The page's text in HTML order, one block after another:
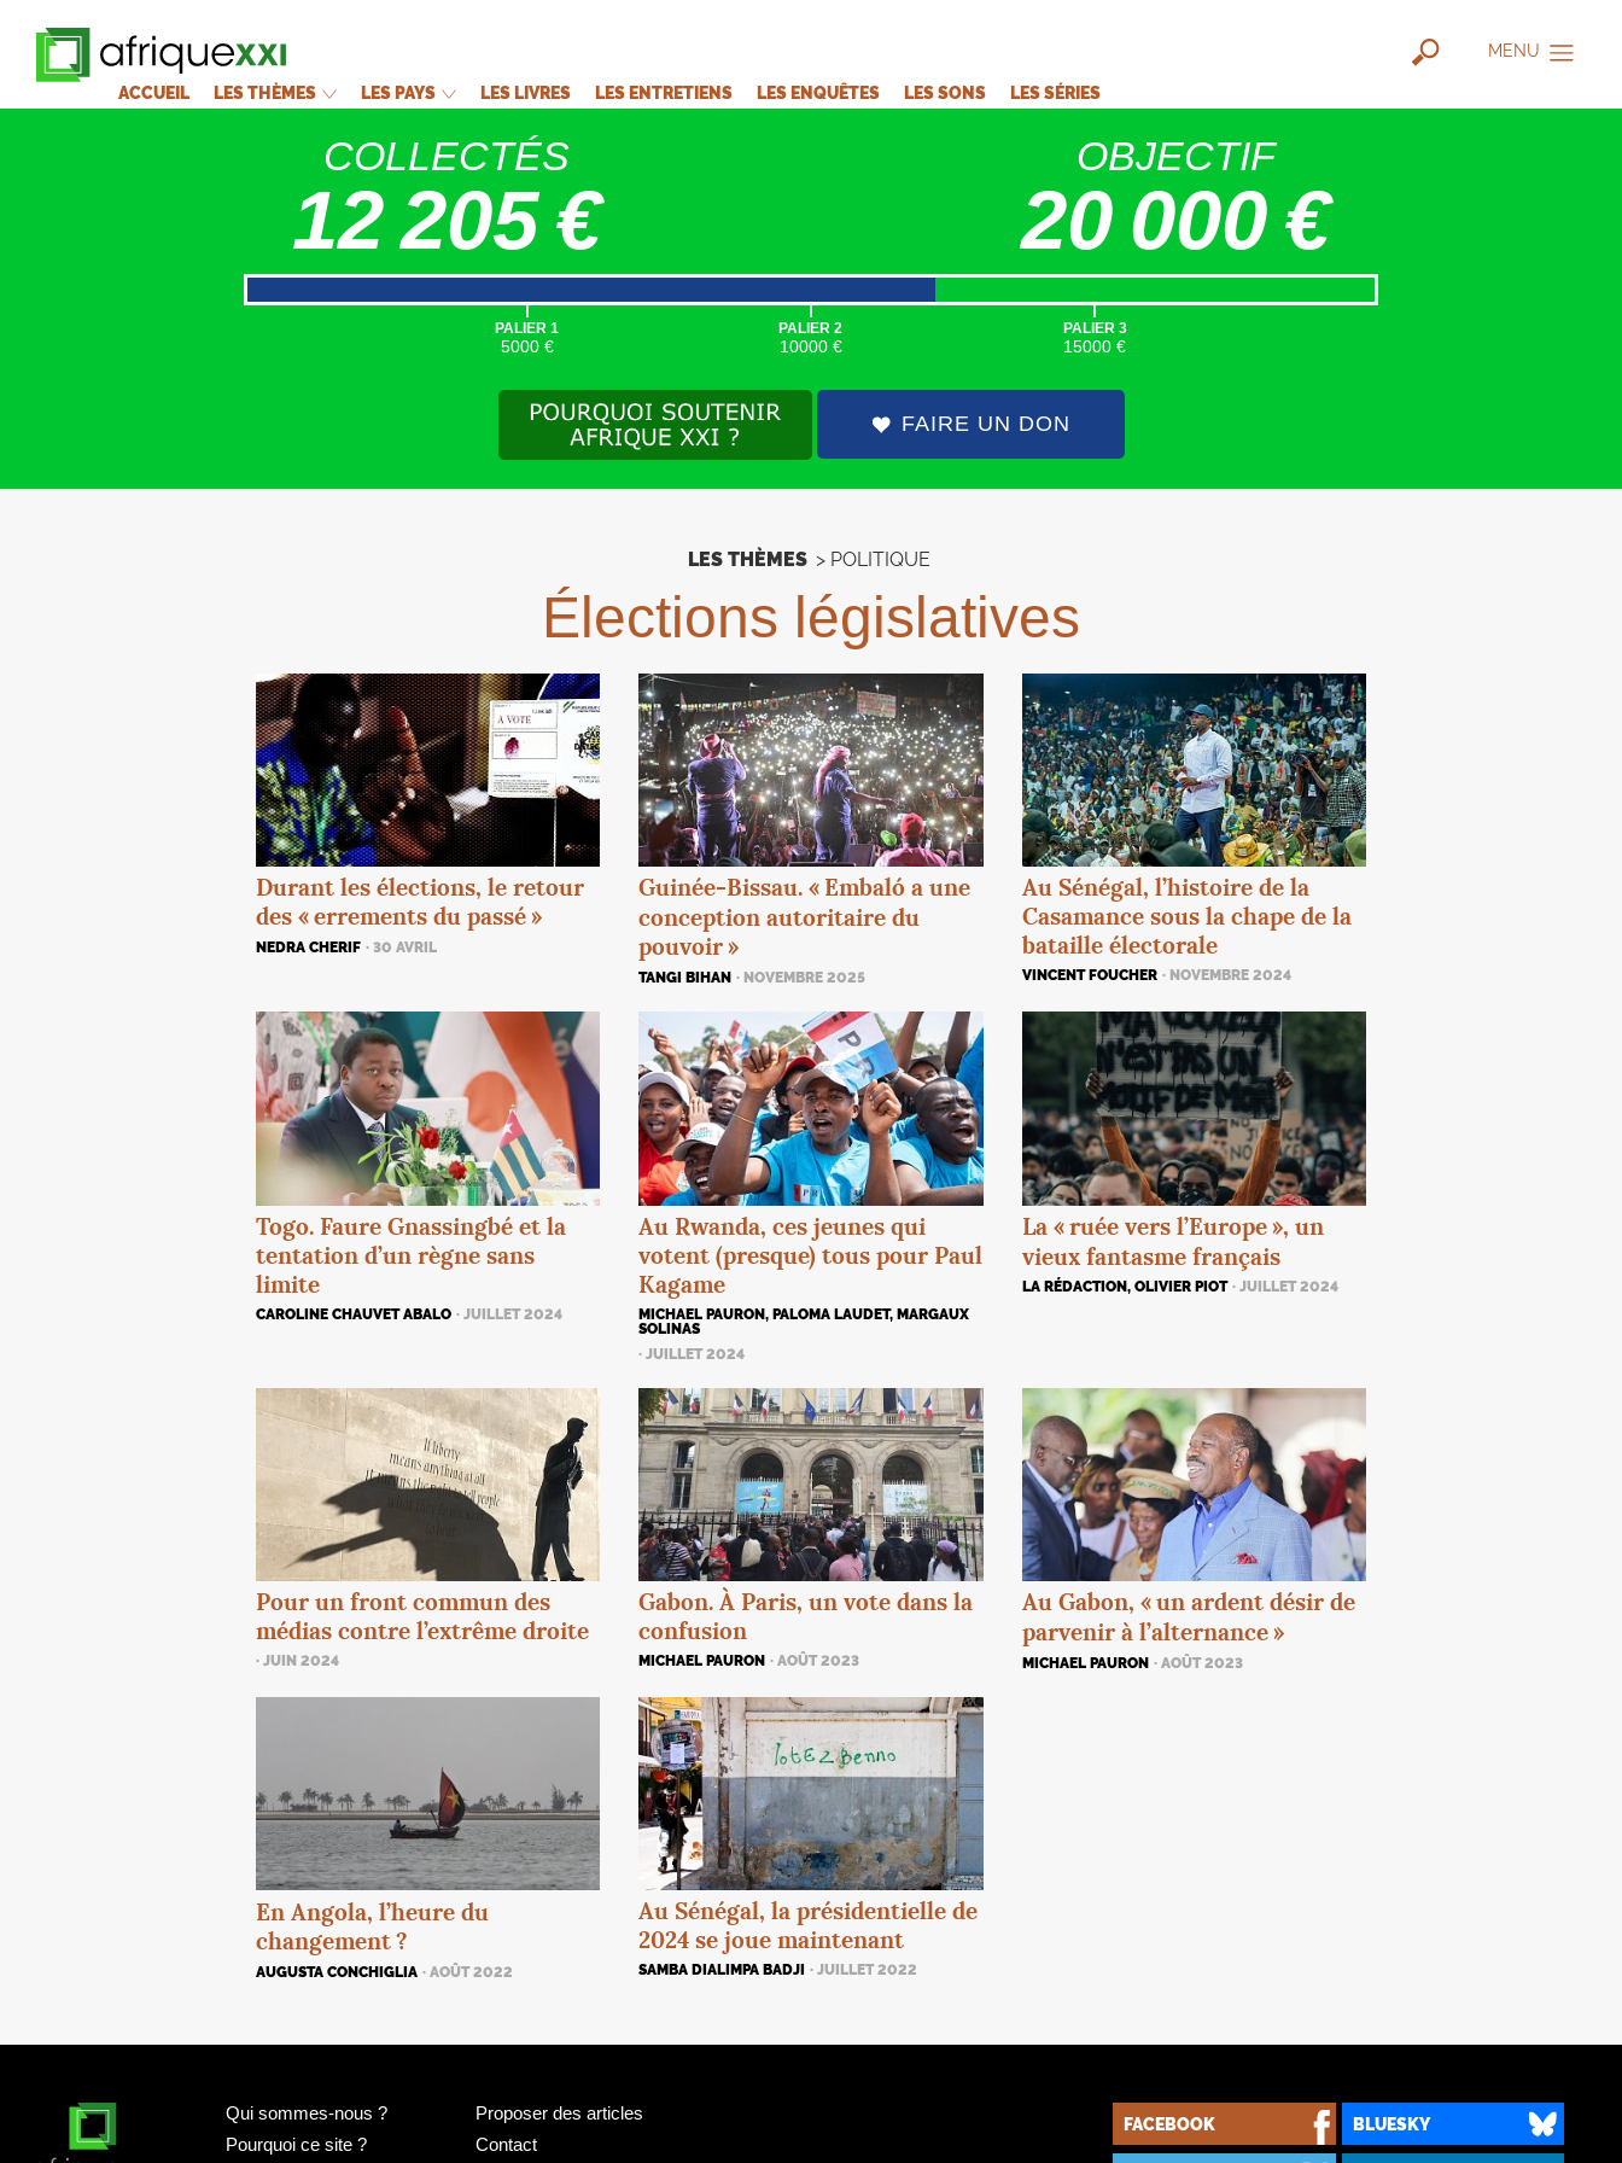
MENU
ACCUEIL LES THÈMES LES PAYS LES LIVRES LES ENTRETIENS LES ENQUÊTES LES SONS LES SÉRIES
COLLECTÉS
12 205 €
OBJECTIF
20 000 €
|
PALIER 1
5000 €
|
PALIER 2
10000 €
|
PALIER 3
15000 €
FAIRE UN DON
LES THÈMES > POLITIQUE
Élections législatives
Durant les élections, le retour
des «errements du passé »
NEDRA CHERIF · 30 AVRIL
Guinée-Bissau. « Embaló a une
conception autoritaire du
pouvoir »
TANGI BIHAN · NOVEMBRE 2025
Au Sénégal, l’histoire de la
Casamance sous la chape de la
bataille électorale
VINCENT FOUCHER · NOVEMBRE 2024
Togo. Faure Gnassingbé et la
tentation d’un règne sans
limite
CAROLINE CHAUVET ABALO · JUILLET 2024
Au Rwanda, ces jeunes qui
votent (presque) tous pour Paul
Kagame
MICHAEL PAURON, PALOMA LAUDET, MARGAUX
SOLINAS
· JUILLET 2024
La «ruée vers l’Europe », un
vieux fantasme français
LA RÉDACTION, OLIVIER PIOT · JUILLET 2024
Pour un front commun des
médias contre l’extrême droite
· JUIN 2024
Gabon. À Paris, un vote dans la
confusion
MICHAEL PAURON · AOÛT 2023
Au Gabon, «un ardent désir de
parvenir à l’alternance »
MICHAEL PAURON · AOÛT 2023
En Angola, l’heure du
changement?
AUGUSTA CONCHIGLIA · AOÛT 2022
Au Sénégal, la présidentielle de
2024 se joue maintenant
SAMBA DIALIMPA BADJI · JUILLET 2022
FACEBOOK BLUESKY
Qui sommes-nous ?
Pourquoi ce site ?
Proposer des articles
Contact